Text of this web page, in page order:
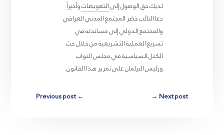
لديك حق الوصول إلىالتعويضاتوأخيراً
دعا النائب خضر المجتمع المدني العراقي
والمجتمع الدولي إلى مساندته في
تسريع العملية التشريعية من خلال حث
الكتل السياسية في مجلس النواب
ورئيس البرلمان على تمرير هذا القانون.
←
Previous post Next post
→